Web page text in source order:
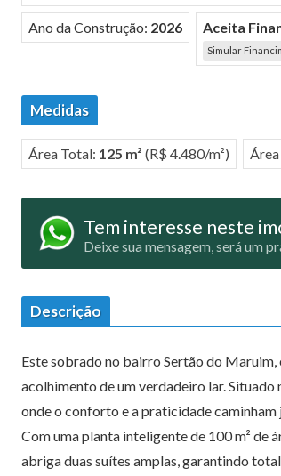
Ano da Construção: 2026 Aceita
Simular
Medidas
Área Total: 125 m² (R$ 4.480/m²)
Tem interesse neste
Deixe sua mensagem, será um
Descrição
Este sobrado no bairro Sertão do Maruim,
acolhimento de um verdadeiro lar.
onde o conforto e a praticidade
Com uma planta inteligente de 100 m² de
abriga duas suítes amplas, garantindo